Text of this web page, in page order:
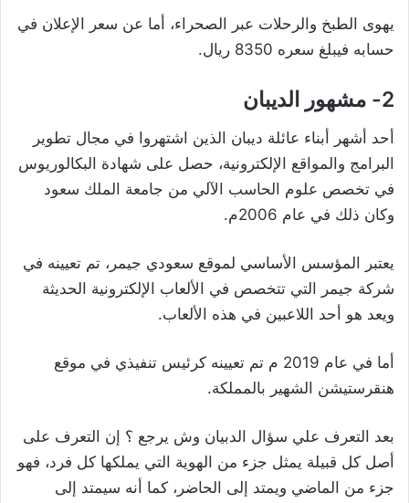
يهوى الطبخ والرحلات عبر الصحراء، أما عن سعر الإعلان في
حسابه فيبلغ سعره 8350 ريال.
2- مشهور الديبان
أحد أشهر أبناء عائلة ديبان الذين اشتهروا في مجال تطوير
البرامج والمواقع الإلكترونية، حصل على شهادة البكالوريوس
في تخصص علوم الحاسب الآلي من جامعة الملك سعود
وكان ذلك في عام 2006م.
يعتبر المؤسس الأساسي لموقع سعودي جيمر، تم تعيينه في
شركة جيمر التي تتخصص في الألعاب الإلكترونية الحديثة
ويعد هو أحد اللاعبين في هذه الألعاب.
أما في عام 2019 م تم تعيينه كرئيس تنفيذي في موقع
هنقرستيشن الشهير بالمملكة.
بعد التعرف علي سؤال الدبيان وش يرجع ؟ إن التعرف على
أصل كل قبيلة يمثل جزء من الهوية التي يملكها كل فرد، فهو
جزء من الماضي ويمتد إلى الحاضر، كما أنه سيمتد إلى